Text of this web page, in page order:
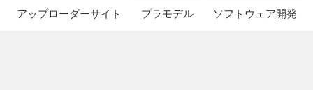
アップローダーサイト プラモデル ソフトウェア開発